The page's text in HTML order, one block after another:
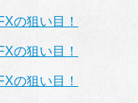
の狙い目！
の狙い目！
の狙い目！